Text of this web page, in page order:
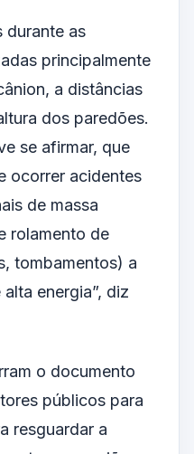
durante as
principalmente
a distâncias
dos paredões.
se afirmar, que
ocorrer acidentes
de massa
rolamento de
tombamentos) a
energia”, diz
o documento
públicos para
resguardar a